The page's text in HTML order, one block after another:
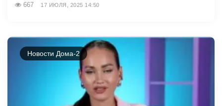
667 17 ИЮЛЯ, 2025 14:50
Новости Дома-2